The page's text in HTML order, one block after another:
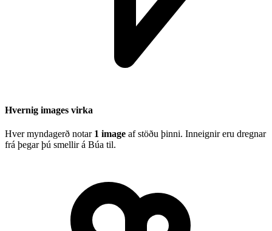
Hvernig images virka
Hver myndagerð notar 1 image af stöðu þinni. Inneignir eru dregnar
frá þegar þú smellir á Búa til.